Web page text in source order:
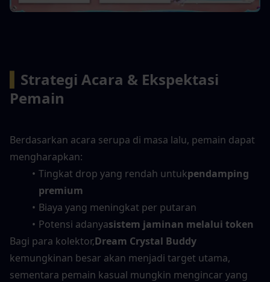
Strategi Acara & Ekspektasi
Pemain
Berdasarkan acara serupa di masa lalu, pemain dapat
mengharapkan:
Tingkat drop yang rendah untukpendamping
premium
Biaya yang meningkat per putaran
Potensi adanyasistem jaminan melalui token
Bagi para kolektor,Dream Crystal Buddy
kemungkinan besar akan menjadi target utama,
sementara pemain kasual mungkin mengincar yang